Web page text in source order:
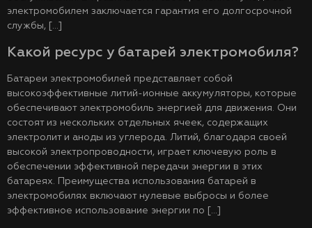
электромобилем заключается гарантия его долгосрочной
службы, […]
Какой ресурс у батарей электромобиля?
Батареи электромобилей представляет собой
высокоэффективные литий-ионные аккумуляторы, которые
обеспечивают электромобиль энергией для движения. Они
состоят из нескольких отдельных ячеек, содержащих
электролит и аноды из углерода. Литий, благодаря своей
высокой электропроводности, играет ключевую роль в
обеспечении эффективной передачи энергии в этих
батареях. Преимущества использования батарей в
электромобилях включают нулевые выбросы и более
эффективное использование энергии по […]